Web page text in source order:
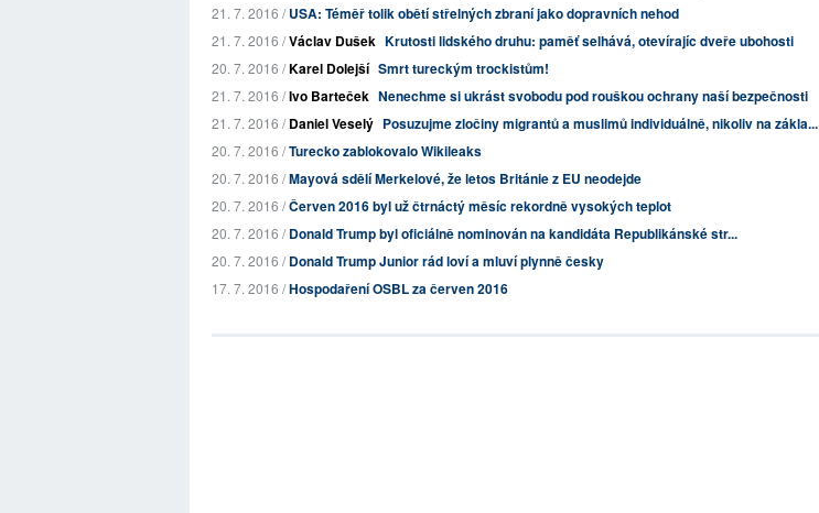
21. 7. 2016 /USA: Téměř tolik obětí střelných zbraní jako dopravních nehod
21. 7. 2016 /Václav Dušek Krutosti lidského druhu: paměť selhává, otevírajíc dveře ubohosti
20. 7. 2016 /Karel Dolejší Smrt tureckým trockistům!
21. 7. 2016 /Ivo Barteček Nenechme si ukrást svobodu pod rouškou ochrany naší bezpečnosti
21. 7. 2016 /Daniel Veselý Posuzujme zločiny migrantů a muslimů individuálně, nikoliv na zákla...
20. 7. 2016 /Turecko zablokovalo Wikileaks
20. 7. 2016 /Mayová sdělí Merkelové, že letos Británie z EU neodejde
20. 7. 2016 /Červen 2016 byl už čtrnáctý měsíc rekordně vysokých teplot
20. 7. 2016 /Donald Trump byl oficiálně nominován na kandidáta Republikánské str...
20. 7. 2016 /Donald Trump Junior rád loví a mluví plynně česky
17. 7. 2016 /Hospodaření OSBL za červen 2016